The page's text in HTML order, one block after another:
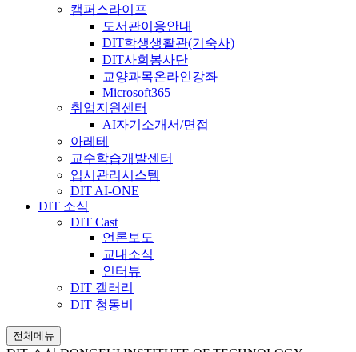
캠퍼스라이프
도서관이용안내
DIT학생생활관(기숙사)
DIT사회봉사단
교양과목온라인강좌
Microsoft365
취업지원센터
AI자기소개서/면접
아레테
교수학습개발센터
입시관리시스템
DIT AI-ONE
DIT 소식
DIT Cast
언론보도
교내소식
인터뷰
DIT 갤러리
DIT 청동비
전체메뉴